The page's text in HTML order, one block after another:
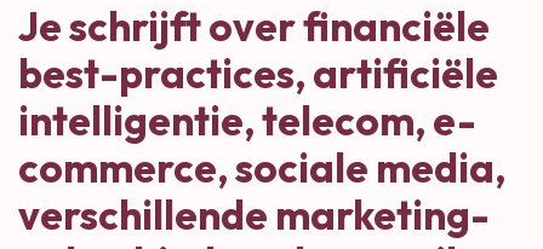
Je schrijft over financiële
best-practices, artificiële
intelligentie, telecom, e-
commerce, sociale media,
verschillende marketing-